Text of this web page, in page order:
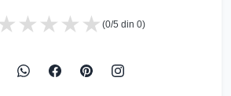
★
★
★
★ (0/5 din 0)